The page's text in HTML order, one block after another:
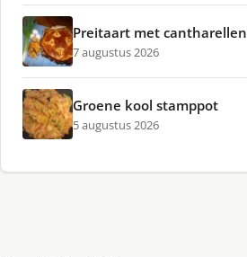
Preitaart met cantharellen
7 augustus 2026
Groene kool stamppot
5 augustus 2026